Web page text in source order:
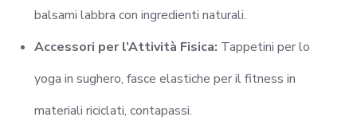
balsami labbra con ingredienti naturali.
Accessori per l’Attività Fisica: Tappetini per lo
yoga in sughero, fasce elastiche per il fitness in
materiali riciclati, contapassi.